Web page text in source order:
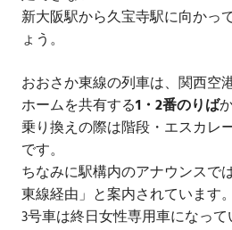
新大阪駅から久宝寺駅に向かっ
ょう。
おおさか東線の列車は、関西空
ホームを共有する1・2番のりば
乗り換えの際は階段・エスカレ
です。
ちなみに駅構内のアナウンスで
東線経由」と案内されています。
3号車は終日女性専用車になって